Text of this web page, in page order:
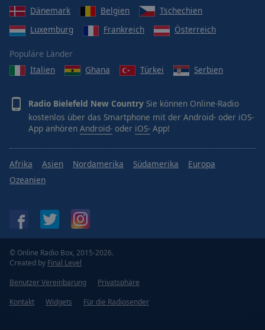
Dänemark
Belgien
Tschechien
Luxemburg
Frankreich Österreich
Populäre Länder
Italien
Ghana Türkei Serbien
Radio Bielefeld New Country Sie können Online-Radio
kostenlos über das Smartphone mit der Android- oder iOS-
App anhören Android- oder iOS- App!
Afrika Asien Nordamerika Südamerika
Europa
Ozeanien
© Online Radio Box, 2015-2026.
Created by Final Level
Benutzer Vereinbarung
Privatsphäre
Kontakt
Widgets Für die Radiosender